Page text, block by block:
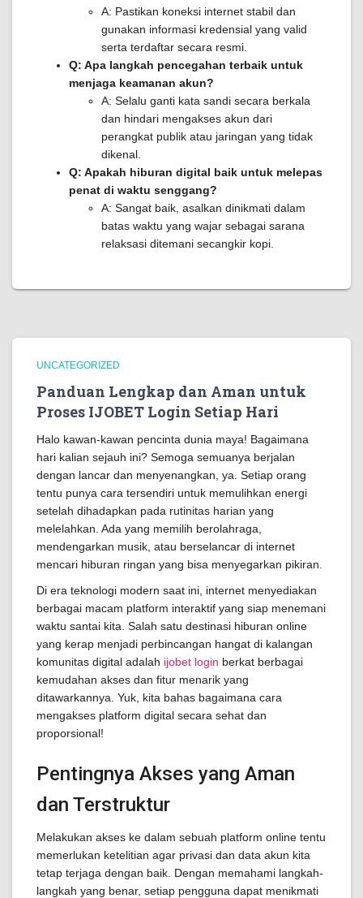
A: Pastikan koneksi internet stabil dan
gunakan informasi kredensial yang valid
serta terdaftar secara resmi.
Q: Apa langkah pencegahan terbaik untuk
menjaga keamanan akun?
A: Selalu ganti kata sandi secara berkala
dan hindari mengakses akun dari
perangkat publik atau jaringan yang tidak
dikenal.
Q: Apakah hiburan digital baik untuk melepas
penat di waktu senggang?
A: Sangat baik, asalkan dinikmati dalam
batas waktu yang wajar sebagai sarana
relaksasi ditemani secangkir kopi.
UNCATEGORIZED
Panduan Lengkap dan Aman untuk
Proses IJOBET Login Setiap Hari
Halo kawan-kawan pencinta dunia maya! Bagaimana
hari kalian sejauh ini? Semoga semuanya berjalan
dengan lancar dan menyenangkan, ya. Setiap orang
tentu punya cara tersendiri untuk memulihkan energi
setelah dihadapkan pada rutinitas harian yang
melelahkan. Ada yang memilih berolahraga,
mendengarkan musik, atau berselancar di internet
mencari hiburan ringan yang bisa menyegarkan pikiran.
Di era teknologi modern saat ini, internet menyediakan
berbagai macam platform interaktif yang siap menemani
waktu santai kita. Salah satu destinasi hiburan online
yang kerap menjadi perbincangan hangat di kalangan
komunitas digital adalah ijobet login berkat berbagai
kemudahan akses dan fitur menarik yang
ditawarkannya. Yuk, kita bahas bagaimana cara
mengakses platform digital secara sehat dan
proporsional!
Pentingnya Akses yang Aman
dan Terstruktur
Melakukan akses ke dalam sebuah platform online tentu
memerlukan ketelitian agar privasi dan data akun kita
tetap terjaga dengan baik. Dengan memahami langkah-
langkah yang benar, setiap pengguna dapat menikmati